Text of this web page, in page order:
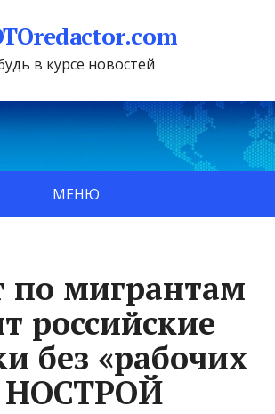
в курсе новостей
МЕНЮ
мигрантам
российские
без «рабочих
НОСТРОЙ